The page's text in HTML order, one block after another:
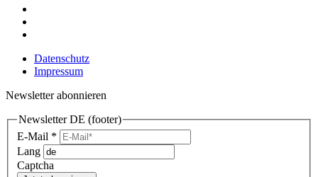
Datenschutz
Impressum
Newsletter abonnieren
Newsletter DE (footer)
E-Mail *
Lang
Captcha